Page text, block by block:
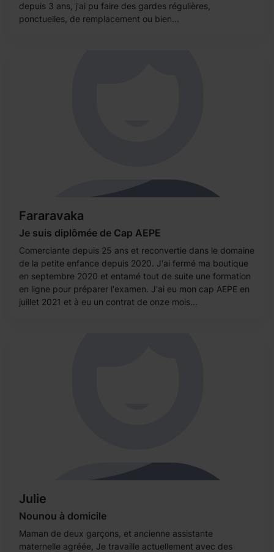
depuis 3 ans, j'ai pu faire des gardes régulières,
ponctuelles, de remplacement ou bien...
Fararavaka
Je suis diplômée de Cap AEPE
Comerciante depuis 25 ans et reconvertie dans le domaine
de la petite enfance depuis 2020. J'ai fermé ma boutique
en septembre 2020 et entamé tout de suite une formation
en ligne pour préparer l'examen. J'ai eu mon cap AEPE en
juillet 2021 et à eu un contrat de onze mois...
Julie
Nounou à domicile
Maman de deux garçons, et ancienne assistante
maternelle agréée, Je travaille actuellement avec des